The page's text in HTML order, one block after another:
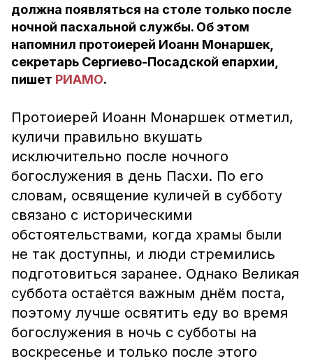
должна появляться на столе только после
ночной пасхальной службы. Об этом
напомнил протоиерей Иоанн Монаршек,
секретарь Сергиево-Посадской епархии,
пишет РИАМО.
Протоиерей Иоанн Монаршек отметил,
куличи правильно вкушать
исключительно после ночного
богослужения в день Пасхи. По его
словам, освящение куличей в субботу
связано с историческими
обстоятельствами, когда храмы были
не так доступны, и люди стремились
подготовиться заранее. Однако Великая
суббота остаётся важным днём поста,
поэтому лучше освятить еду во время
богослужения в ночь с субботы на
воскресенье и только после этого